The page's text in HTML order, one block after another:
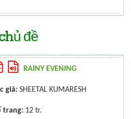
đề
RAINY EVENING
giả: SHEETAL KUMARESH
trang: 12 tr.